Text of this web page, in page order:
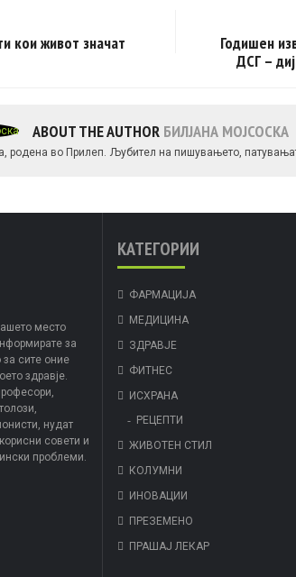
кои живот значат
Годишен
ДСГ –
ABOUT THE AUTHOR БИЛЈАНА МОЈСОСКА
родена во Прилеп. Љубител на пишувањето,
место
за
сите оние
здравје.
нудат
совети и
проблеми.
КАТЕГОРИИ
ФАРМАЦИЈА
МЕДИЦИНА
ЗДРАВЈЕ
ФИТНЕС
ИСХРАНА
РЕЦЕПТИ
ЖИВОТЕН СТИЛ
КОЛУМНИ
ИНОВАЦИИ
ПРЕЗЕМЕНО
ПРАШАЈ ЛЕКАР